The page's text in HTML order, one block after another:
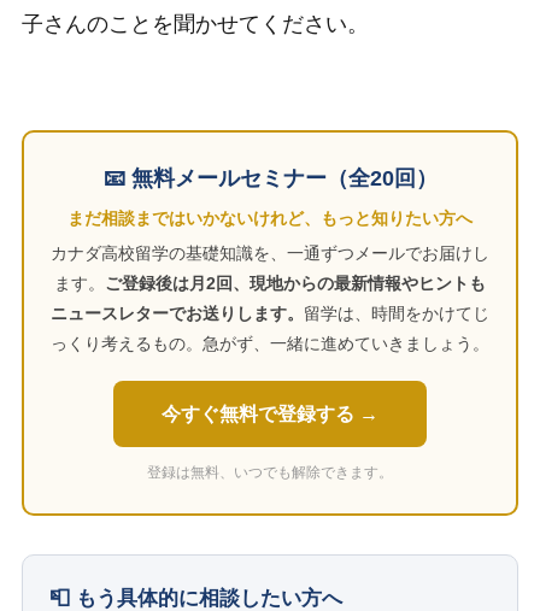
子さんのことを聞かせてください。
📧 無料メールセミナー（全20回）
まだ相談まではいかないけれど、もっと知りたい方へ
カナダ高校留学の基礎知識を、一通ずつメールでお届けし
ます。 ご登録後は月2回、現地からの最新情報やヒントも
ニュースレターでお送りします。 留学は、時間をかけてじ
っくり考えるもの。急がず、一緒に進めていきましょう。
今すぐ無料で登録する →
登録は無料、いつでも解除できます。
📮 もう具体的に相談したい方へ